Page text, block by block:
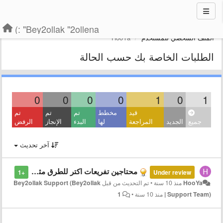
Bey2ollak "2ollena" :)
الملف الشخصي للمستخدم HooYa
الطلبات الخاصة بك حسب الحالة
1
0
1
0
0
0
0
جميع الجديد
قيد
المراجعة
مخطط
لها
تم
البدء
تم
الإنجاز
تم
الرفض
آخر تحديث
+1 Under review محتاجين تفريعات اكتر للطرق مثلاً مدينة نصر متنفعش خالص تبقى icon واحد بس محتاجه تتفرع اكتر.. نفس الكلام طرق المسافات الطويلة مثلاً من حلوا للداءري كتير اوي تبقى icon واحد برضو محتاجه تتفرع اكتر ده هيسهل اننا نحدد رقعة الزحمه نفسها.. يا ريت كمان لو بيقولك
HooYa منذ 10 سنة •تم التحديث من قبلBey2ollak Support (Bey2ollak
| Support Team) منذ 10 سنة •
1